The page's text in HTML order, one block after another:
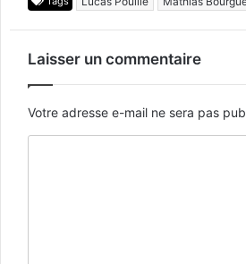
Laisser un commentaire
Votre adresse e-mail ne sera pas